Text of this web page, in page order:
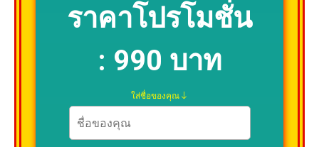
ราคาโปรโมชั่น
: 990 บาท
ใส่ชื่อของคุณ